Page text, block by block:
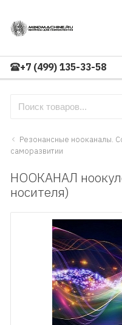
+7 (499) 135-33-58
Резонансные нооканалы.
саморазвитии
НООКАНАЛ
носителя)